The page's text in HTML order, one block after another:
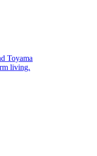
Toyama
living.